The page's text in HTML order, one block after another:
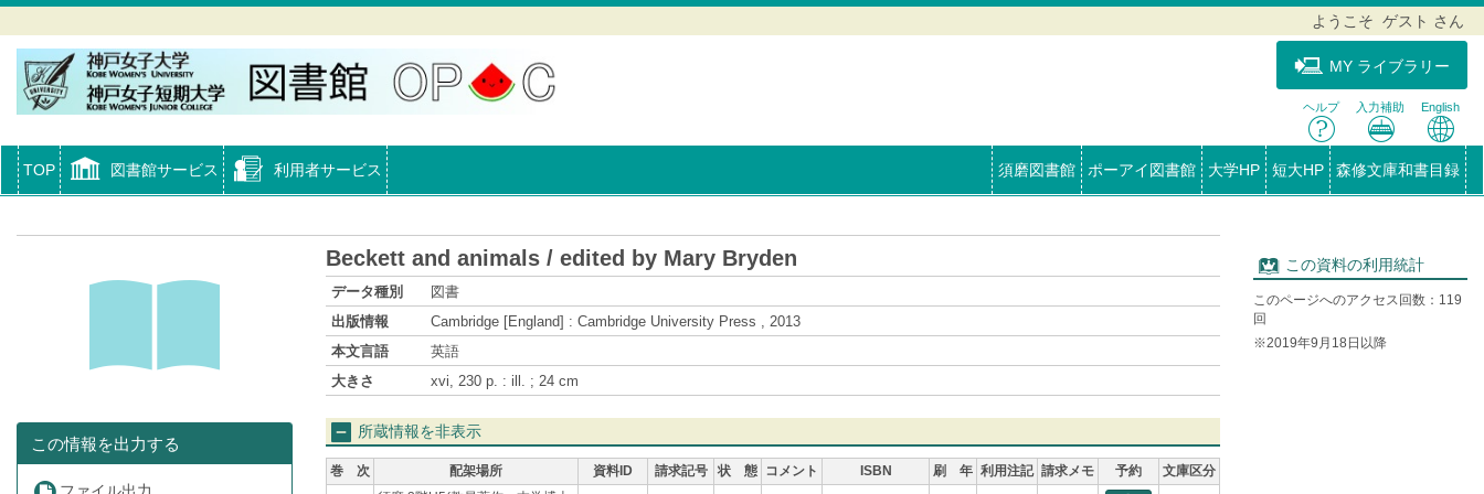
ようこそ ゲスト さん
MY ライブラリー
ヘルプ 入力補助 English
TOP 図書館サービス 利用者サービス 須磨図書館 ポーアイ図書館 大学HP 短大HP 森修文庫和書目録
この情報を出力する
Beckett and animals / edited by Mary Bryden
データ種別
図書
出版情報
Cambridge [England] : Cambridge University Press , 2013
本文言語
英語
大きさ
xvi, 230 p. : ill. ; 24 cm
所蔵情報を非表示
巻 次 配架場所 資料ID 請求記号 状 態 コメント ISBN 刷 年 利用注記 請求メモ 予約
文庫区分
この資料の利用統計
このページへのアクセス回数：119
回
※2019年9月18日以降